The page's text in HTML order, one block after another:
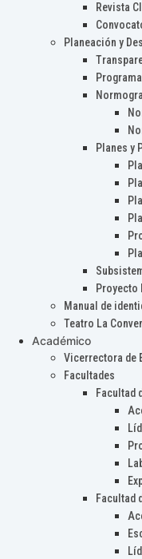
Revista
Planeación y
Planes y
Proyecto
Manual de
Teatro La
Académico
Vicerrectora de
Facultades
Facultad
Facultad